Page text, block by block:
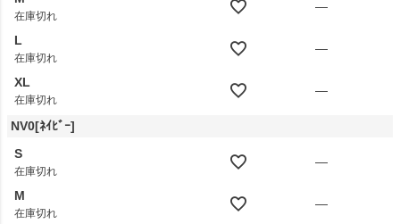
在庫切れ
—
L
在庫切れ
—
XL
在庫切れ
—
NV0[ﾈｲﾋﾞｰ]
S
在庫切れ
—
M
在庫切れ
—